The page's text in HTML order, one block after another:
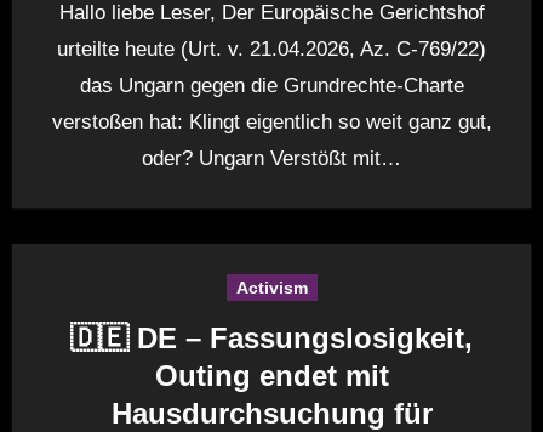
Hallo liebe Leser, Der Europäische Gerichtshof
urteilte heute (Urt. v. 21.04.2026, Az. C-769/22)
das Ungarn gegen die Grundrechte-Charte
verstoßen hat: Klingt eigentlich so weit ganz gut,
oder? Ungarn Verstößt mit…
Activism
🇩🇪 DE – Fassungslosigkeit,
Outing endet mit
Hausdurchsuchung für